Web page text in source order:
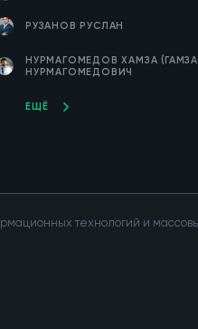
РУЗАНОВ РУСЛАН
НУРМАГОМЕДОВ ХАМЗА
НУРМАГОМЕДОВИЧ
ЕЩЁ
технологий и